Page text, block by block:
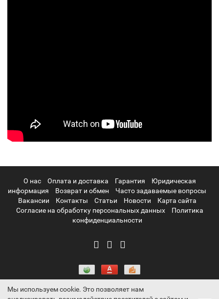
О нас Оплата и доставка Гарантия
Юридическая
информация
Возврат и обмен
Часто задаваемые вопросы
Вакансии
Контакты Статьи Новости
Карта сайта
Согласие на обработку персональных данных
Политика
конфиденциальности
Мы используем cookie. Это позволяет нам